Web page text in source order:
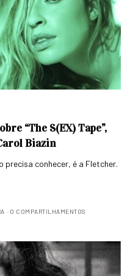
“The S(EX) Tape”,
Biazin
precisa conhecer, é a Fletcher.
0 COMPARTILHAMENTOS